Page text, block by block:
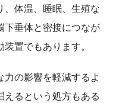
体温、睡眠、生殖な
下垂体と密接につなが
置でもあります。
の影響を軽減するよ
えるという処方もある